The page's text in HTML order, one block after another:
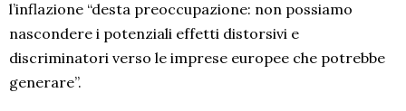
l’inflazione “desta preoccupazione: non possiamo
nascondere i potenziali effetti distorsivi e
discriminatori verso le imprese europee che potrebbe
generare”.